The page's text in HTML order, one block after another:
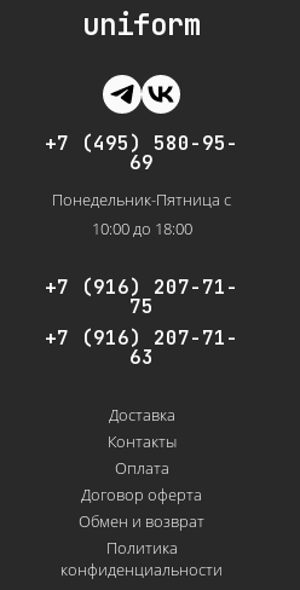
uniform
+7 (495) 580-95-
69
Понедельник-Пятница с
10:00 до 18:00
+7 (916) 207-71-
75
+7 (916) 207-71-
63
Доставка
Контакты
Оплата
Договор оферта
Обмен и возврат
Политика
конфиденциальности